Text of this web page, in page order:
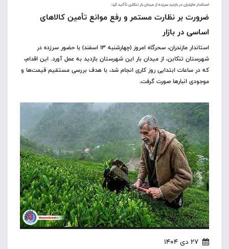
استاندار مازندران در بازدید سرزده از میدان بار تنکابن تأکید کرد:
ضرورت بر نظارت مستمر و رفع موانع تأمین کالاهای
اساسی در بازار
استاندار مازندران، سحرگاه امروز (چهارشنبه ۱۳ اسفند) با حضور سرزده در
شهرستان تنکابن، از میدان بار این شهرستان بازدید به عمل آورد. این اقدام،
که در ساعات ابتدایی روز کاری انجام شد، با هدف بررسی مستقیم قیمت‌ها و
موجودی انبارها صورت گرفت. ‎
27 دی 1404